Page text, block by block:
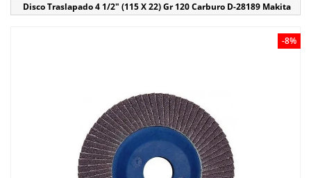
Disco Traslapado 4 1/2" (115 X 22) Gr 120 Carburo D-28189 Makita
-8%